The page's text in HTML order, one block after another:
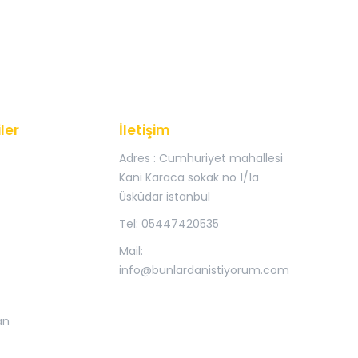
İletişim
Adres : Cumhuriyet mahallesi
Kani Karaca sokak no 1/1a
Üsküdar istanbul
Tel: 05447420535
Mail:
info@bunlardanistiyorum.com